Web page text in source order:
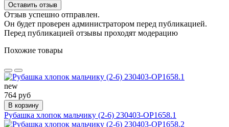
Оставить отзыв
Отзыв успешно отправлен.
Он будет проверен администратором перед публикацией.
Перед публикацией отзывы проходят модерацию
Похожие товары
new
764 руб
В корзину
Рубашка хлопок мальчику (2-6) 230403-OP1658.1